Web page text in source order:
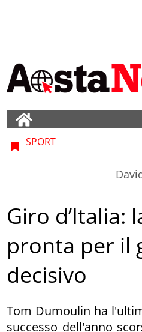
SPORT
Giro d’Italia:
pronta per il
decisivo
Tom Dumoulin ha
successo dell'anno